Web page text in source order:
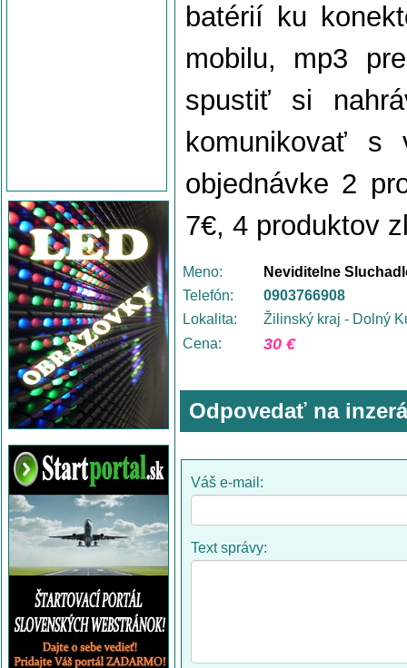
batérií ku
mobilu, mp3
spustiť si
komunikovať s
objednávke 2
7€, 4 produktov
Meno:
Neviditelne
Telefón:
0903766908
Lokalita:
Žilinský kraj - Dolný
Cena:
30 €
Odpovedať na
Váš e-mail:
Text správy: